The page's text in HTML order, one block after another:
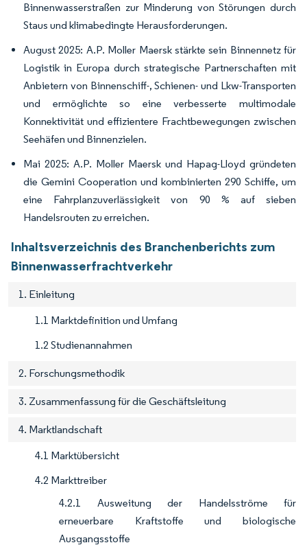
Binnenwasserstraßen zur Minderung von Störungen durch
Staus und klimabedingte Herausforderungen.
August 2025: A.P. Moller Maersk stärkte sein Binnennetz für
Logistik in Europa durch strategische Partnerschaften mit
Anbietern von Binnenschiff-, Schienen- und Lkw-Transporten
und ermöglichte so eine verbesserte multimodale
Konnektivität und effizientere Frachtbewegungen zwischen
Seehäfen und Binnenzielen.
Mai 2025: A.P. Moller Maersk und Hapag-Lloyd gründeten
die Gemini Cooperation und kombinierten 290 Schiffe, um
eine Fahrplanzuverlässigkeit von 90 % auf sieben
Handelsrouten zu erreichen.
Inhaltsverzeichnis des Branchenberichts zum
Binnenwasserfrachtverkehr
1. Einleitung
1.1 Marktdefinition und Umfang
1.2 Studienannahmen
2. Forschungsmethodik
3. Zusammenfassung für die Geschäftsleitung
4. Marktlandschaft
4.1 Marktübersicht
4.2 Markttreiber
4.2.1 Ausweitung der Handelsströme für
erneuerbare Kraftstoffe und biologische
Ausgangsstoffe